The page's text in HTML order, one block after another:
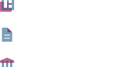
valorisatie te nemen en die